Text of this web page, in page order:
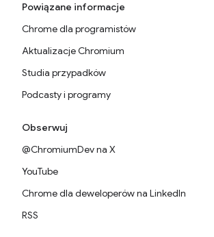
Powiązane informacje
Chrome dla programistów
Aktualizacje Chromium
Studia przypadków
Podcasty i programy
Obserwuj
@ChromiumDev na X
YouTube
Chrome dla deweloperów na LinkedIn
RSS